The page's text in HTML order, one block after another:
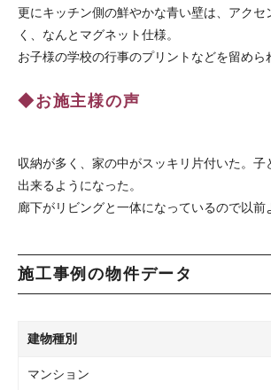
更にキッチン側の鮮やかな青い壁は、アクセ
く、なんとマグネット仕様。
お子様の学校の行事のプリントなどを留めら
◆お施主様の声
収納が多く、家の中がスッキリ片付いた。子
出来るようになった。
廊下がリビングと一体になっているので以前
施工事例の物件データ
建物種別
マンション